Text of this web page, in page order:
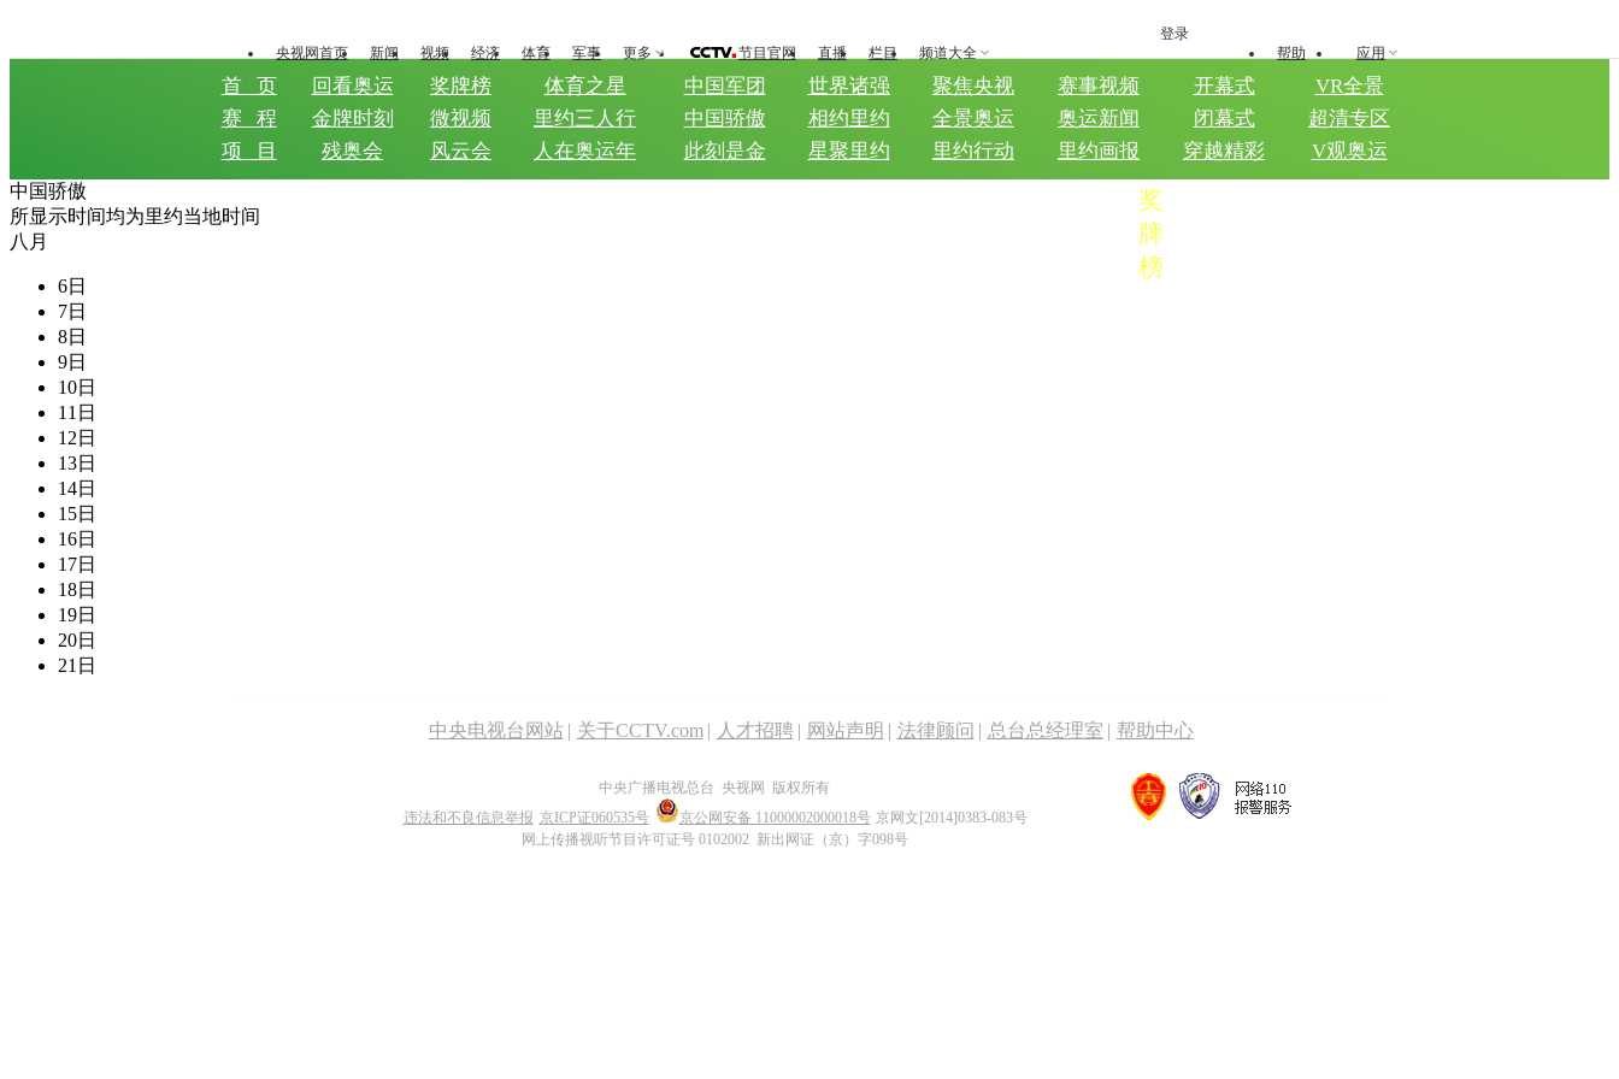
央视网首页 新闻 视频 经济 体育 军事 更多 节目官网 直播 栏目 频道大全 帮助 应用
登录
首 页 回看奥运 奖牌榜 体育之星 中国军团 世界诸强 聚焦央视 赛事视频 开幕式
VR全景
赛 程
金牌时刻 微视频 里约三人行 中国骄傲 相约里约 全景奥运 奥运新闻 闭幕式
超清专区
项 目
残奥会 风云会 人在奥运年 此刻是金 星聚里约 里约行动 里约画报 穿越精彩 V观奥运
奖
牌
榜
中国骄傲
所显示时间均为里约当地时间
八月
6日
7日
8日
9日
10日
11日
12日
13日
14日
15日
16日
17日
18日
19日
20日
21日
中央电视台网站 | 关于CCTV.com | 人才招聘 | 网站声明 | 法律顾问 | 总台总经理室 | 帮助中心
中央广播电视总台 央视网 版权所有
违法和不良信息举报 京ICP证060535号 京公网安备 11000002000018号 京网文[2014]0383-083号
网上传播视听节目许可证号 0102002 新出网证（京）字098号